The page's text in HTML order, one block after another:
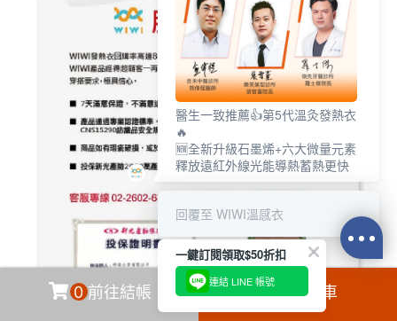
0 前往結帳 加入購物車
醫生一致推薦👍第5代溫灸發熱衣
🔥
🆕全新升級石墨烯+六大微量元素
釋放遠紅外線光能導熱蓄熱更快
回覆至 WIWI溫感衣
一鍵訂閱領取$50折扣
連結 LINE 帳號